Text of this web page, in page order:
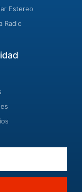
Estereo
Radio